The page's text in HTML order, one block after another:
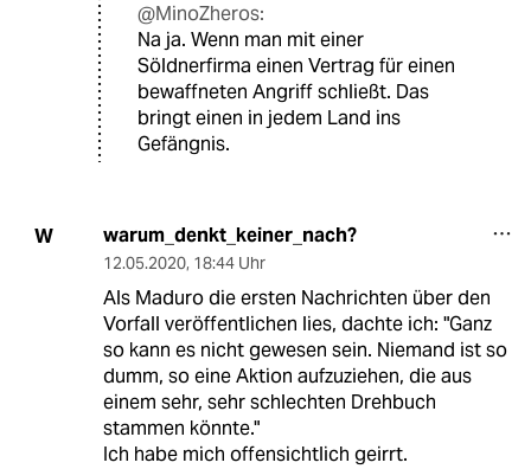
@MinoZheros:
Na ja. Wenn man mit einer
Söldnerfirma einen Vertrag für einen
bewaffneten Angriff schließt. Das
bringt einen in jedem Land ins
Gefängnis.
W warum_denkt_keiner_nach?
12.05.2020, 18:44 Uhr
Als Maduro die ersten Nachrichten über den
Vorfall veröffentlichen lies, dachte ich: "Ganz
so kann es nicht gewesen sein. Niemand ist so
dumm, so eine Aktion aufzuziehen, die aus
einem sehr, sehr schlechten Drehbuch
stammen könnte."
Ich habe mich offensichtlich geirrt.